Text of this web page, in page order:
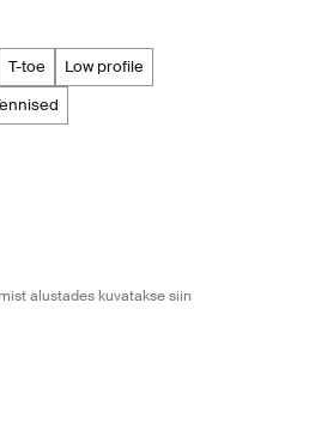
t-toe
low profile
tennised
alustades kuvatakse siin